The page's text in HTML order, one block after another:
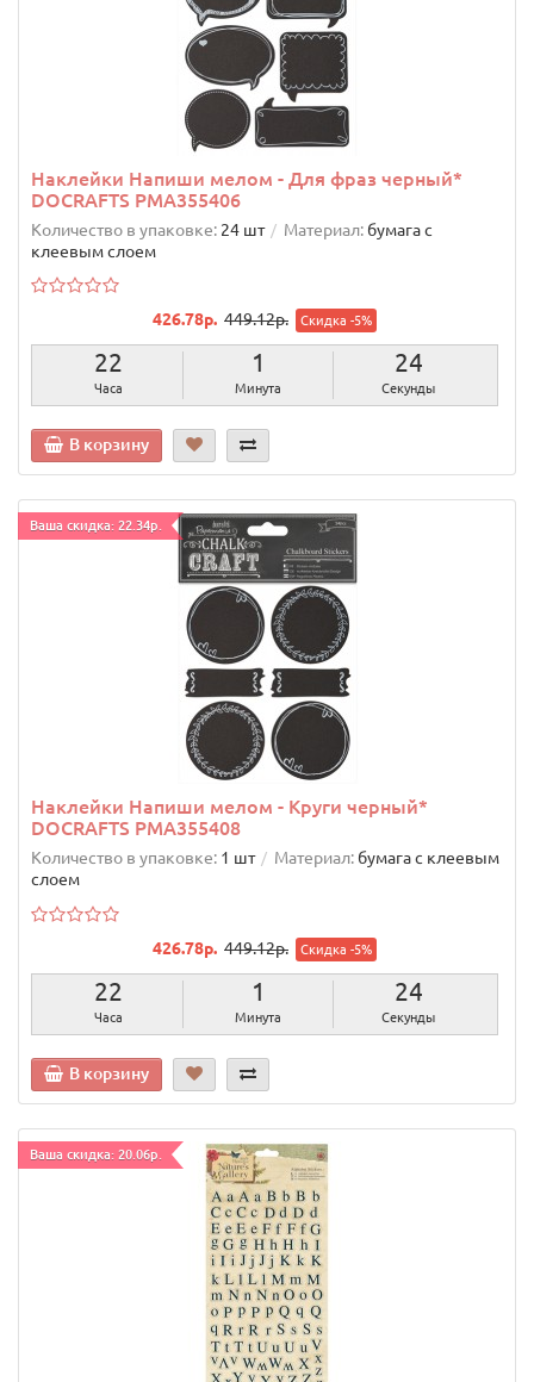
Наклейки Напиши мелом - Для фраз черный*
DOCRAFTS PMA355406
Количество в упаковке: 24 шт Материал: бумага с
клеевым слоем
426.78р. 449.12р. Скидка -5%
22
Часа
1
Минута
23
Секунды
В корзину
Ваша скидка: 22.34р.
Наклейки Напиши мелом - Круги черный*
DOCRAFTS PMA355408
Количество в упаковке: 1 шт Материал: бумага с клеевым
слоем
426.78р. 449.12р. Скидка -5%
22
Часа
1
Минута
23
Секунды
В корзину
Ваша скидка: 20.06р.